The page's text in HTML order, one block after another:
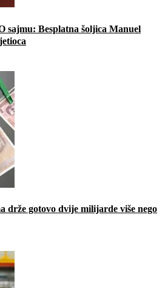
sajmu: Besplatna šoljica Manuel
drže gotovo dvije milijarde više nego